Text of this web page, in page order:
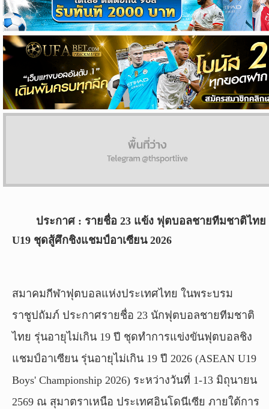
ประกาศ : รายชื่อ 23 แข้ง ฟุตบอลชายทีมชาติไทย
U19 ชุดสู้ศึกชิงแชมป์อาเซียน 2026
สมาคมกีฬาฟุตบอลแห่งประเทศไทย ในพระบรม
ราชูปถัมภ์ ประกาศรายชื่อ 23 นักฟุตบอลชายทีมชาติ
ไทย รุ่นอายุไม่เกิน 19 ปี ชุดทำการแข่งขันฟุตบอลชิง
แชมป์อาเซียน รุ่นอายุไม่เกิน 19 ปี 2026 (ASEAN U19
Boys' Championship 2026) ระหว่างวันที่ 1-13 มิถุนายน
2569 ณ สุมาตราเหนือ ประเทศอินโดนีเซีย ภายใต้การ
แกล
ล
อรี่
สาว
ผล
บอล
24
2026
rights